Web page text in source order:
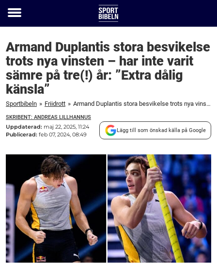
Toggle
Armand Duplantis stora besvikelse
trots nya vinsten – har inte varit
sämre på tre(!) år: ”Extra dålig
känsla”
Sportbibeln » Friidrott » Armand Duplantis stora besvikelse trots nya vinsten – har inte varit sämre på tre(!) år: ”Extra dålig känsla”
SKRIBENT: ANDREAS LILLHANNUS
Uppdaterad: maj 22, 2025, 11:24
Publicerad: feb 07, 2024, 08:49
Lägg till som önskad källa på Google